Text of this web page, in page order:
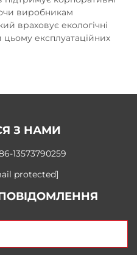
виробникам
враховує екологічні
експлуатаційних
З НАМИ
13573790259
protected]